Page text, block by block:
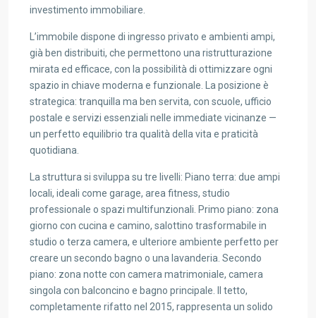
investimento immobiliare.
L’immobile dispone di ingresso privato e ambienti ampi,
già ben distribuiti, che permettono una ristrutturazione
mirata ed efficace, con la possibilità di ottimizzare ogni
spazio in chiave moderna e funzionale. La posizione è
strategica: tranquilla ma ben servita, con scuole, ufficio
postale e servizi essenziali nelle immediate vicinanze —
un perfetto equilibrio tra qualità della vita e praticità
quotidiana.
La struttura si sviluppa su tre livelli: Piano terra: due ampi
locali, ideali come garage, area fitness, studio
professionale o spazi multifunzionali. Primo piano: zona
giorno con cucina e camino, salottino trasformabile in
studio o terza camera, e ulteriore ambiente perfetto per
creare un secondo bagno o una lavanderia. Secondo
piano: zona notte con camera matrimoniale, camera
singola con balconcino e bagno principale. Il tetto,
completamente rifatto nel 2015, rappresenta un solido